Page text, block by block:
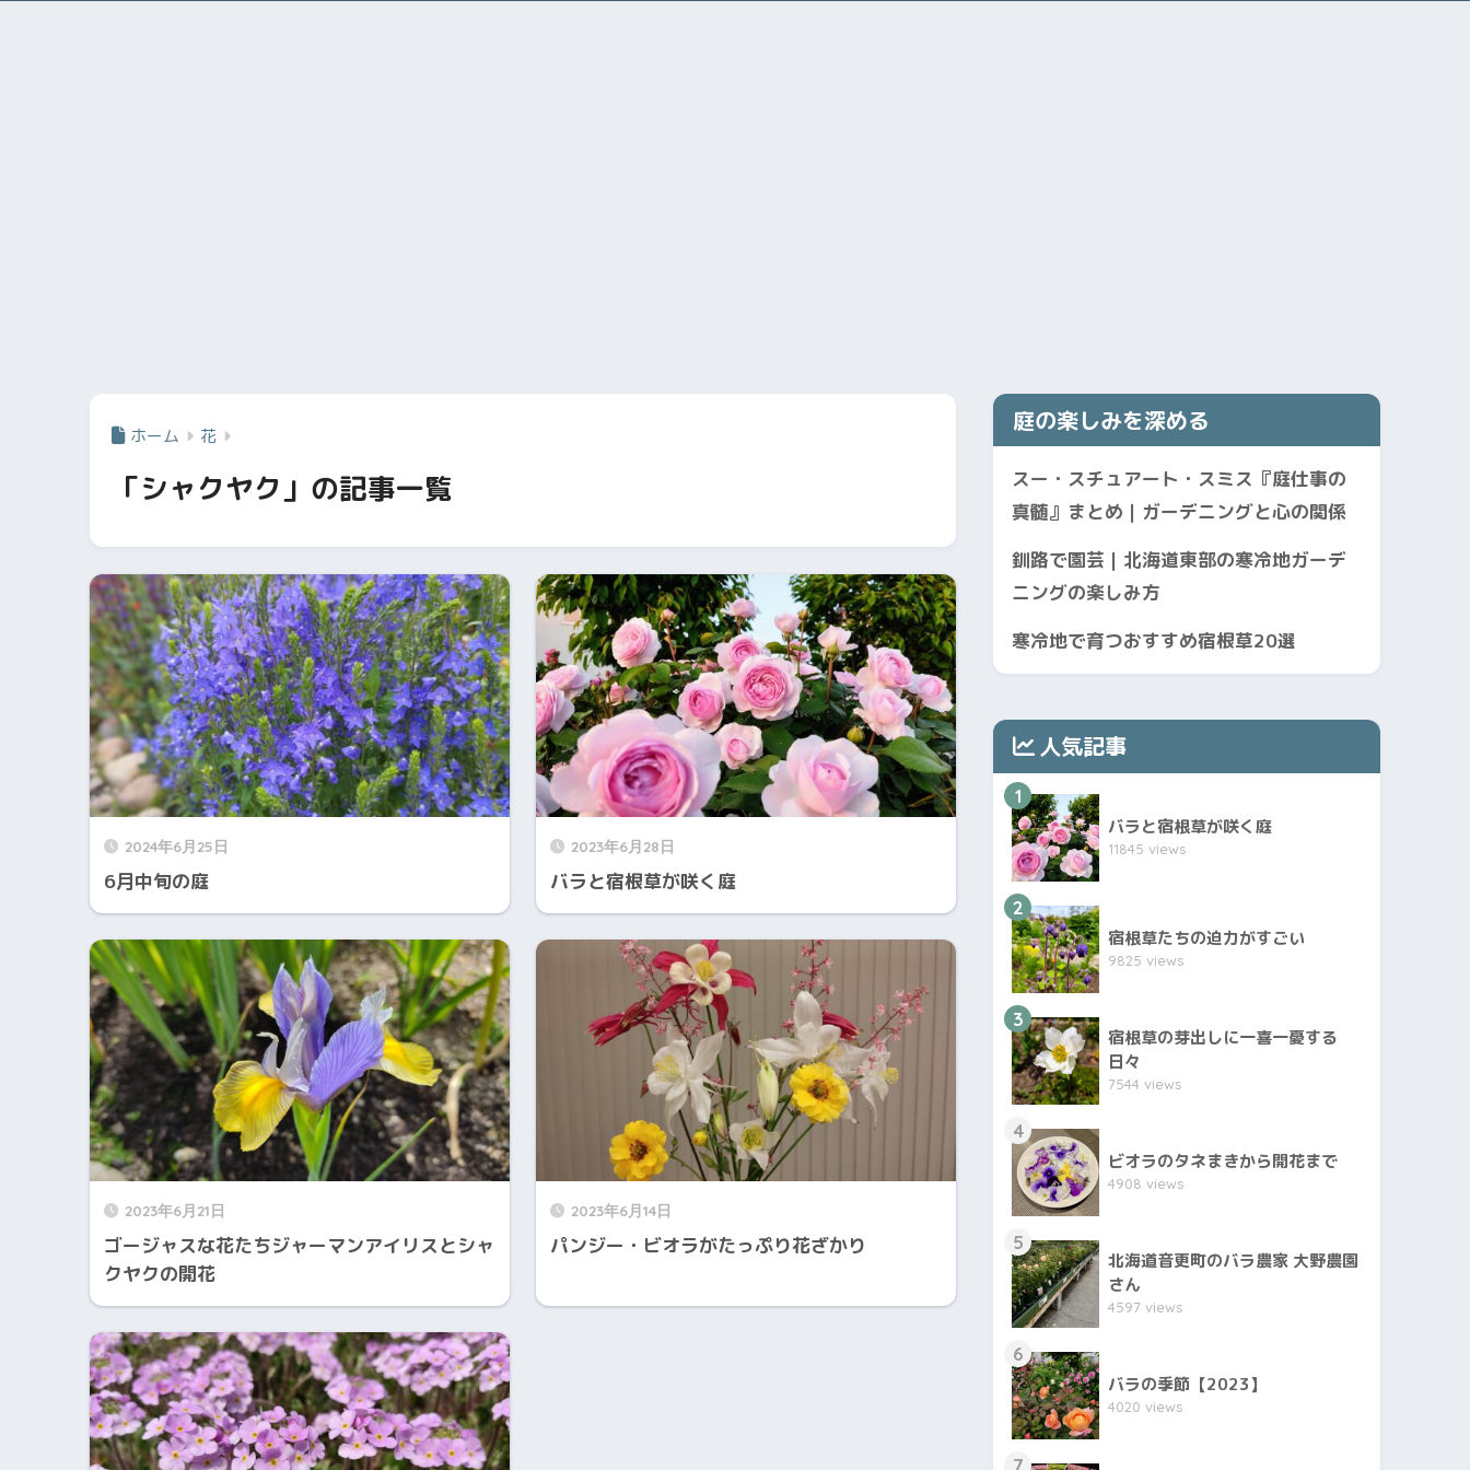
ホーム 花
「シャクヤク」の記事一覧
2024年6月25日
6月中旬の庭
2023年6月28日
バラと宿根草が咲く庭
2023年6月21日
ゴージャスな花たちジャーマンアイリスとシャ
クヤクの開花
2023年6月14日
パンジー・ビオラがたっぷり花ざかり
庭の楽しみを深める
スー・スチュアート・スミス『庭仕事の
真髄』まとめ｜ガーデニングと心の関係
釧路で園芸｜北海道東部の寒冷地ガーデ
ニングの楽しみ方
寒冷地で育つおすすめ宿根草20選
人気記事
1
バラと宿根草が咲く庭
11845 views
2
宿根草たちの迫力がすごい
9825 views
3
宿根草の芽出しに一喜一憂する
日々
7544 views
4
ビオラのタネまきから開花まで
4908 views
5
北海道音更町のバラ農家 大野農園
さん
4597 views
6
バラの季節【2023】
4020 views
7